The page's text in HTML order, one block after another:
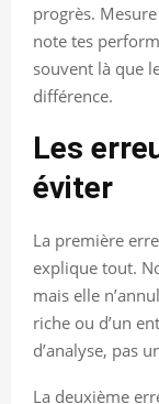
progrès.
note tes
souvent là que
différence.
Les
éviter
La première
explique tout.
mais elle
riche ou d’un
d’analyse, pas
La deuxième